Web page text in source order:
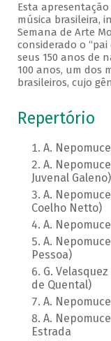
Esta
música brasileira,
Semana de Arte
considerado o
seus 150 anos de
100 anos, um dos
brasileiros, cujo
Repertório
A.
A.
Juvenal Galeno)
A.
Coelho Netto)
A.
A.
Pessoa)
G.
de Quental)
A.
A.
Estrada